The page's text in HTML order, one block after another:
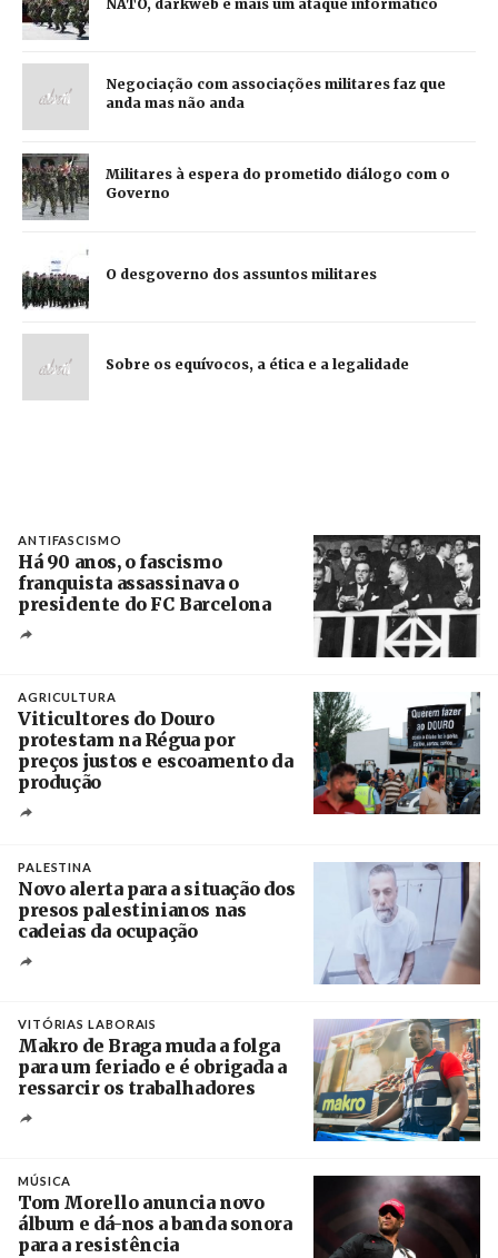
NATO, darkweb e mais um ataque informático
Negociação com associações militares faz que
anda mas não anda
Militares à espera do prometido diálogo com o
Governo
O desgoverno dos assuntos militares
Sobre os equívocos, a ética e a legalidade
ANTIFASCISMO
Há 90 anos, o fascismo
franquista assassinava o
presidente do FC Barcelona
AGRICULTURA
Viticultores do Douro
protestam na Régua por
preços justos e escoamento da
produção
PALESTINA
Novo alerta para a situação dos
presos palestinianos nas
cadeias da ocupação
VITÓRIAS LABORAIS
Makro de Braga muda a folga
para um feriado e é obrigada a
ressarcir os trabalhadores
MÚSICA
Tom Morello anuncia novo
álbum e dá-nos a banda sonora
para a resistência